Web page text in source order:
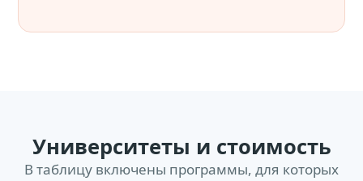
Университеты и стоимость
В таблицу включены программы, для которых